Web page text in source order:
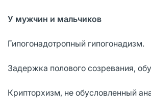
У мужчин и мальчиков
Гипогонадотропный гипогонадизм.
Задержка полового созревания,
Крипторхизм, не обусловленный